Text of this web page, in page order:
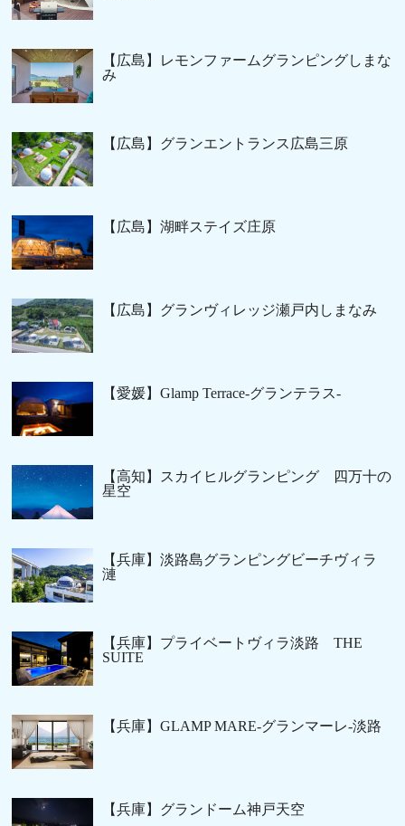
【広島】レモンファームグランピングしまな
み
【広島】グランエントランス広島三原
【広島】湖畔ステイズ庄原
【広島】グランヴィレッジ瀬戸内しまなみ
【愛媛】Glamp Terrace-グランテラス-
【高知】スカイヒルグランピング 四万十の
星空
【兵庫】淡路島グランピングビーチヴィラ
漣
【兵庫】プライベートヴィラ淡路 THE
SUITE
【兵庫】GLAMP MARE-グランマーレ-淡路
【兵庫】グランドーム神戸天空